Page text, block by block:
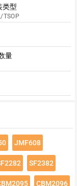
类型
TSOP
量
JMF608
SF2382
CBM2096